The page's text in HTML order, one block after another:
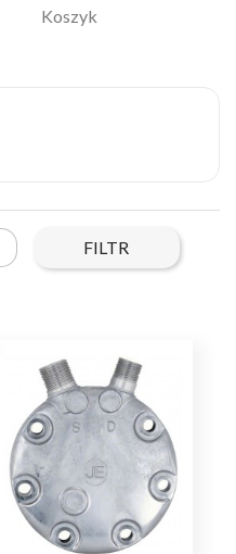
Koszyk
FILTR